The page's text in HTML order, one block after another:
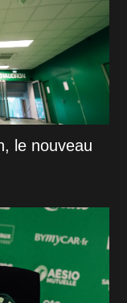
le nouveau